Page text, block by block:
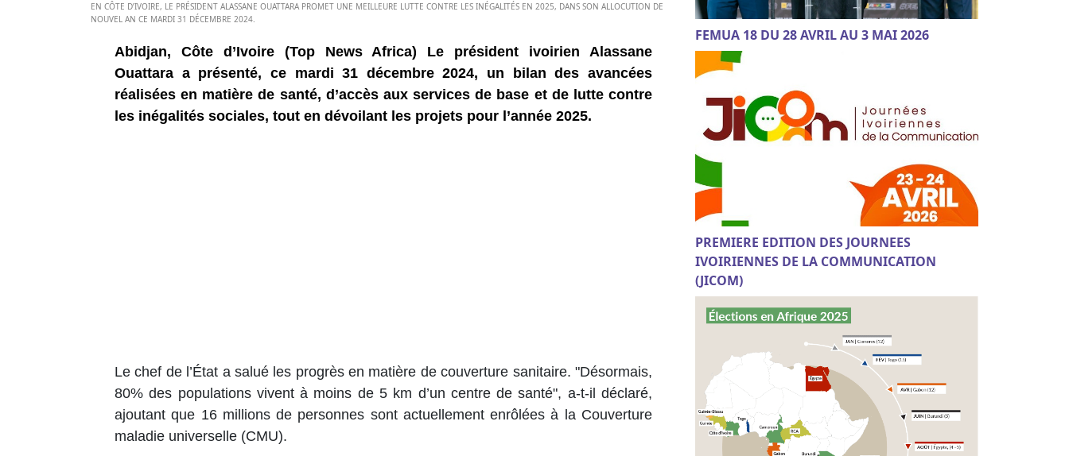
EN CÔTE D’IVOIRE, LE PRÉSIDENT ALASSANE OUATTARA PROMET UNE MEILLEURE LUTTE CONTRE LES INÉGALITÉS EN 2025, DANS SON ALLOCUTION DE
NOUVEL AN CE MARDI 31 DÉCEMBRE 2024.
Abidjan, Côte d’Ivoire (Top News Africa) Le président ivoirien Alassane
Ouattara a présenté, ce mardi 31 décembre 2024, un bilan des avancées
réalisées en matière de santé, d’accès aux services de base et de lutte contre
les inégalités sociales, tout en dévoilant les projets pour l’année 2025.
Le chef de l’État a salué les progrès en matière de couverture sanitaire. "Désormais,
80% des populations vivent à moins de 5 km d’un centre de santé", a-t-il déclaré,
ajoutant que 16 millions de personnes sont actuellement enrôlées à la Couverture
maladie universelle (CMU).
FEMUA 18 DU 28 AVRIL AU 3 MAI 2026
PREMIERE EDITION DES JOURNEES
IVOIRIENNES DE LA COMMUNICATION
(JICOM)